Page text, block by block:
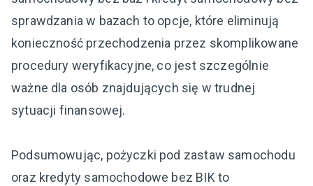
sprawdzania w bazach to opcje, które eliminują
konieczność przechodzenia przez skomplikowane
procedury weryfikacyjne, co jest szczególnie
ważne dla osób znajdujących się w trudnej
sytuacji finansowej.
Podsumowując, pożyczki pod zastaw samochodu
oraz kredyty samochodowe bez BIK to